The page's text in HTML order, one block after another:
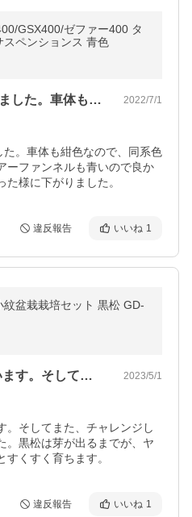
GSX400/ゼファー400 タ
スペンションス 青色
した。車体も… 2022/7/1
。車体も紺色なので、同系色
ーファンネルも青いので良か
様に下がりました。
違反報告 いいね 1
紋盆栽栽培セット 黒松 GD-
２年前に種から育てています。そしてまた… 2023/5/1
。そしてまた、チャレンジし
。黒松は芽が出るまでが、ヤ
くすく育ちます。
違反報告 いいね 1